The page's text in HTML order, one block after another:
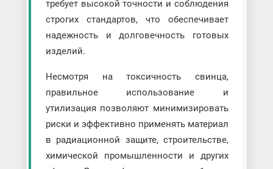
требует высокой точности и соблюдения
строгих стандартов, что обеспечивает
надежность и долговечность готовых
изделий.
Несмотря на токсичность свинца,
правильное использование и
утилизация позволяют минимизировать
риски и эффективно применять материал
в радиационной защите, строительстве,
химической промышленности и других